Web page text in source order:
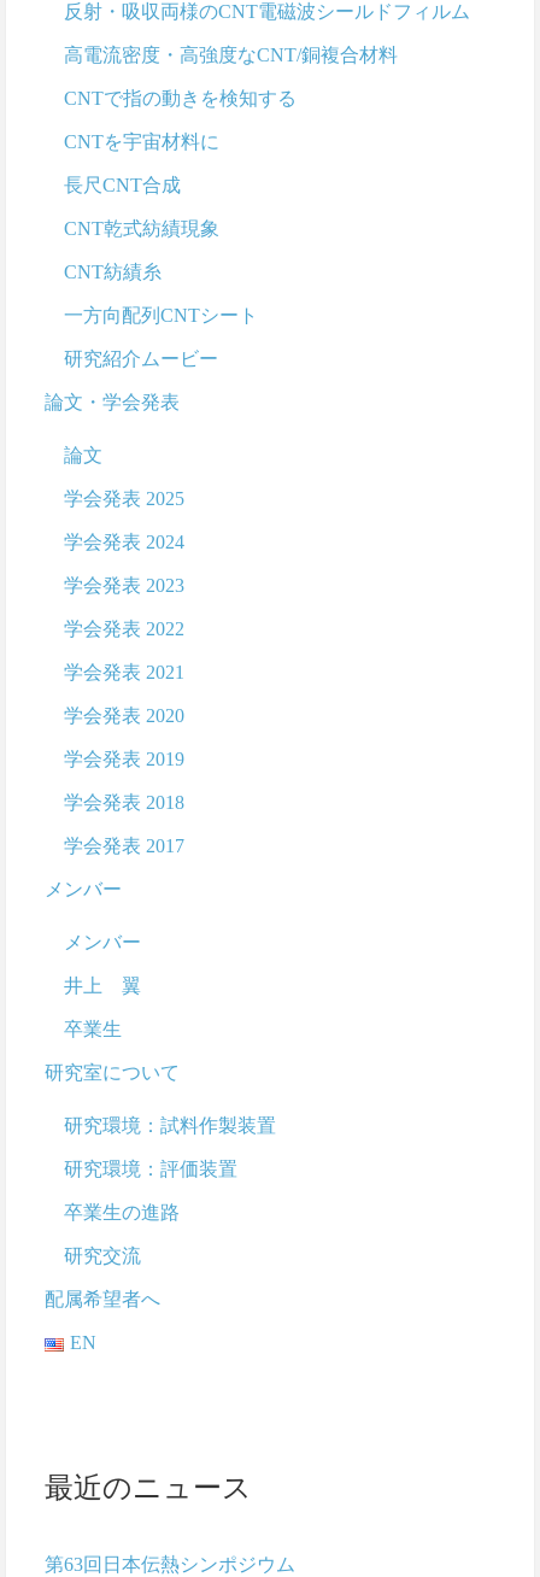
反射・吸収両様のCNT電磁波シールドフィルム
高電流密度・高強度なCNT/銅複合材料
CNTで指の動きを検知する
CNTを宇宙材料に
長尺CNT合成
CNT乾式紡績現象
CNT紡績糸
一方向配列CNTシート
研究紹介ムービー
論文・学会発表
論文
学会発表 2025
学会発表 2024
学会発表 2023
学会発表 2022
学会発表 2021
学会発表 2020
学会発表 2019
学会発表 2018
学会発表 2017
メンバー
メンバー
井上 翼
卒業生
研究室について
研究環境：試料作製装置
研究環境：評価装置
卒業生の進路
研究交流
配属希望者へ
EN
最近のニュース
第63回日本伝熱シンポジウム